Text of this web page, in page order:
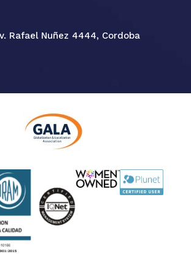
Rafael Nuñez 4444, Cordoba